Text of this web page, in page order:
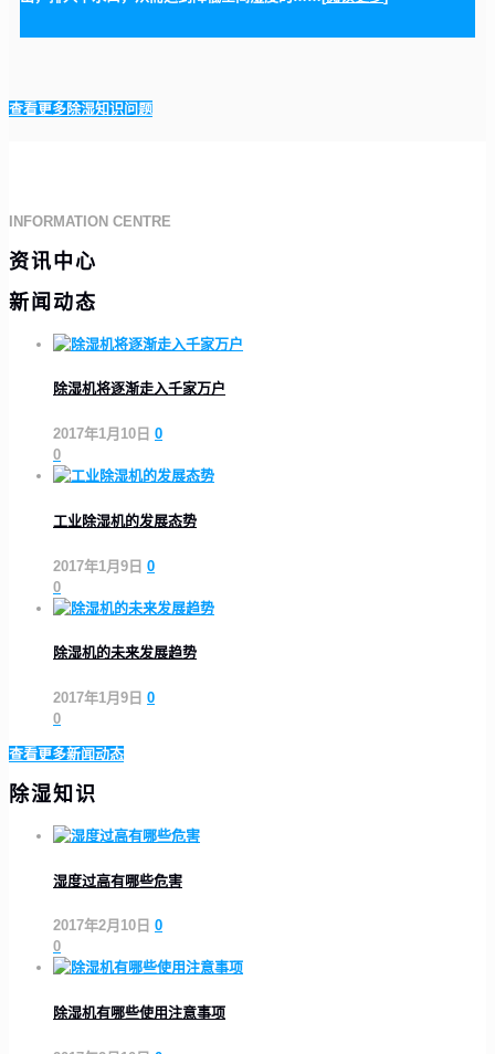
查看更多除湿知识问题
INFORMATION CENTRE
资讯中心
新闻动态
除湿机将逐渐走入千家万户
2017年1月10日 0
0
工业除湿机的发展态势
2017年1月9日 0
0
除湿机的未来发展趋势
2017年1月9日 0
0
查看更多新闻动态
除湿知识
湿度过高有哪些危害
2017年2月10日 0
0
除湿机有哪些使用注意事项